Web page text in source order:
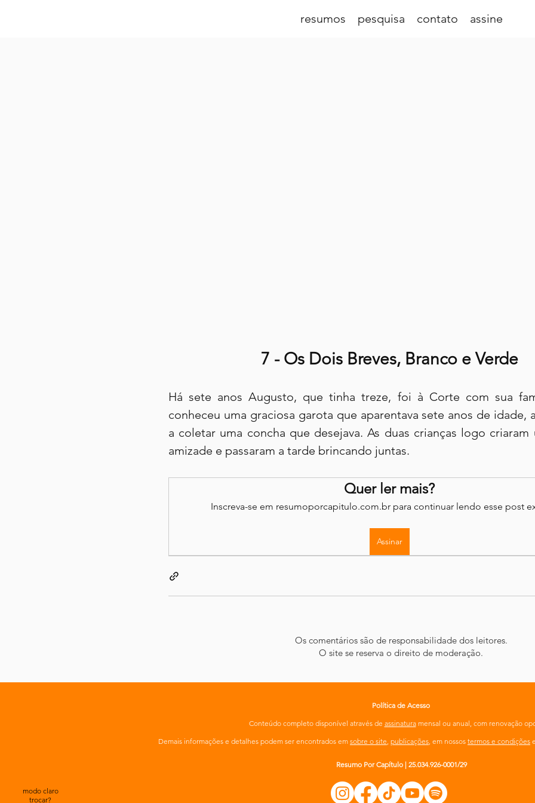
resumos pesquisa contato assine
7 - Os Dois Breves, Branco e Verde
Há sete anos Augusto, que tinha treze, foi à Corte com sua
conheceu uma graciosa garota que aparentava sete anos de idade,
a coletar uma concha que desejava. As duas crianças logo
amizade e passaram a tarde brincando juntas.
Quer ler mais?
Inscreva-se em resumoporcapitulo.com.br para continuar lendo esse post
Assinar
Os comentários são de responsabilidade dos leitores.
O site se reserva o direito de moderação.
modo claro
trocar?
Política de Acesso
Conteúdo completo disponível através de assinaturamensal ou anual, com renovação
Demais informações e detalhes podem ser encontrados em sobre o site, publicações, em nossos termos e condições
Resumo Por Capítulo | 25.034.926-0001/29